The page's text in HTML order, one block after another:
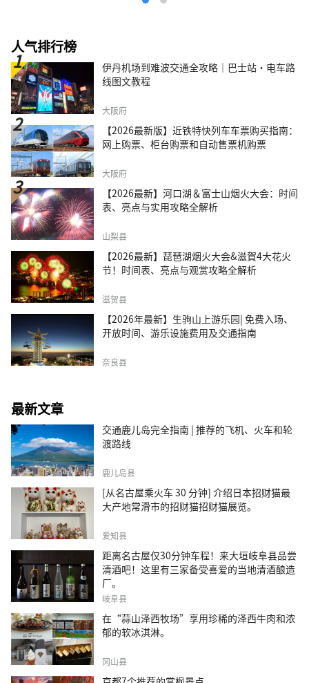
人气排行榜
伊丹机场到难波交通全攻略｜巴士站・电车路
线图文教程
大阪府
【2026最新版】近铁特快列车车票购买指南：
网上购票、柜台购票和自动售票机购票
大阪府
【2026最新】河口湖＆富士山烟火大会：时间
表、亮点与实用攻略全解析
山梨县
【2026最新】琵琶湖烟火大会&滋賀4大花火
节！时间表、亮点与观赏攻略全解析
滋贺县
【2026年最新】生驹山上游乐园| 免费入场、
开放时间、游乐设施费用及交通指南
奈良县
最新文章
交通鹿儿岛完全指南 | 推荐的飞机、火车和轮
渡路线
鹿儿岛县
[从名古屋乘火车 30 分钟] 介绍日本招财猫最
大产地常滑市的招财猫招财猫展览。
爱知县
距离名古屋仅30分钟车程！来大垣岐阜县品尝
清酒吧！这里有三家备受喜爱的当地清酒酿造
厂。
岐阜县
在“蒜山泽西牧场”享用珍稀的泽西牛肉和浓
郁的软冰淇淋。
冈山县